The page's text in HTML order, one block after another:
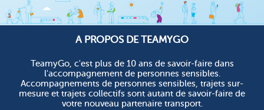
A PROPOS DE TEAMYGO
TeamyGo, c'est plus de 10 ans de savoir-faire dans
l'accompagnement de personnes sensibles.
Accompagnements de personnes sensibles, trajets sur-
mesure et trajets collectifs sont autant de savoir-faire de
votre nouveau partenaire transport.